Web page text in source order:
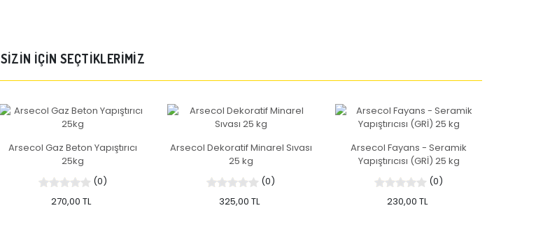
SİZİN İÇİN SEÇTİKLERİMİZ
Arsecol Gaz Beton Yapıştırıcı
25kg
(0)
270,00 TL
Arsecol Dekoratif Minarel Sıvası
25 kg
(0)
325,00 TL
Arsecol Fayans - Seramik
Yapıştırıcısı (GRİ) 25 kg
(0)
230,00 TL